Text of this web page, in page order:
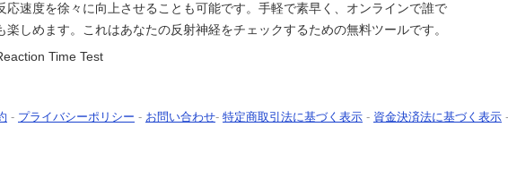
応速度を徐々に向上させることも可能です。手軽で素早く、オンラインで誰で
楽しめます。これはあなたの反射神経をチェックするための無料ツールです。
Time Test
- プライバシーポリシー - お問い合わせ- 特定商取引法に基づく表示 - 資金決済法に基づく表示 -